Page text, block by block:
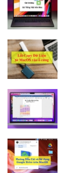
MacBook Pro 15inch
MacBook Pro 14inch